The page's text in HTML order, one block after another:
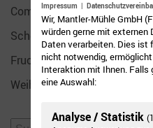
Communityrezepte
Schokoladig
Fruchtig
Weihnachten
Impressum |
Wir, Mantler-Mühle GmbH
würden gerne mit externen
Daten verarbeiten. Dies ist
nicht notwendig,
Interaktion mit Ihnen.
eine Auswahl:
Analyse / Statistik